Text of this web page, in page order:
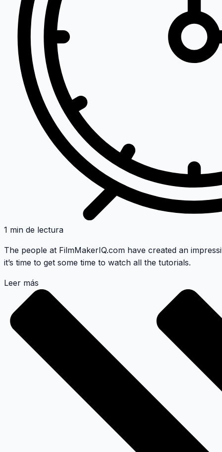
1 min de lectura
The people at FilmMakerIQ.com have created an
it’s time to get some time to watch all the tutorials.
Leer más